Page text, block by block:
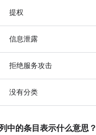
提权
信息泄露
拒绝服务攻击
没有分类
中的条目表示什么意思？